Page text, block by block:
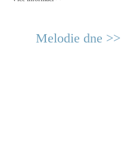
Melodie dne >>